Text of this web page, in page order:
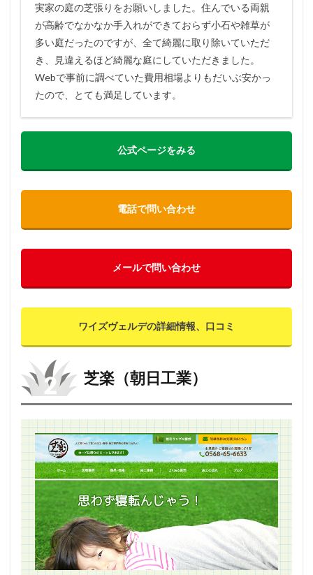
芝計
11.1
日本人
工芝計
画の総
合評価
日本人
コミ情
キン
いて
デを1
位に
選ぶ
理由
13.1
自社施
工、徹
底した
無駄の
削減に
よるコ
ストパ
フォー
マンス
の高さ
実家の庭の芝張りをお願いしました。住んでいる両親
が高齢でなかなか手入れができておらず小石や雑草が
多い庭だったのですが、全て綺麗に取り除いていただ
き、見違えるほど綺麗な庭にしていただきました。
Webで事前に調べていた費用相場よりもだいぶ安かっ
たので、とても満足しています。
公式ページをみる
電話で問い合わせ
メールで問い合わせ
ワイズヴェルデの詳細情報、口コミ
芝楽（朝日工業）